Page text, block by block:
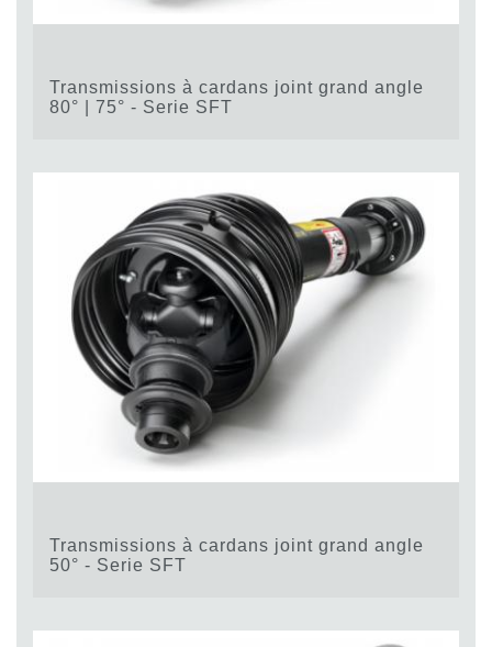
Transmissions à cardans joint grand angle
80° | 75° - Serie SFT
Transmissions à cardans joint grand angle
50° - Serie SFT